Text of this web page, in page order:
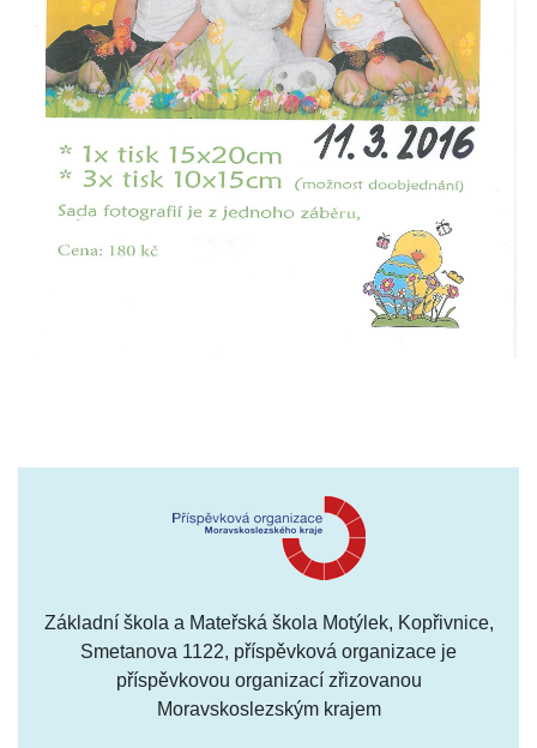
Základní škola a Mateřská škola Motýlek, Kopřivnice,
Smetanova 1122, příspěvková organizace je
příspěvkovou organizací zřizovanou
Moravskoslezským krajem